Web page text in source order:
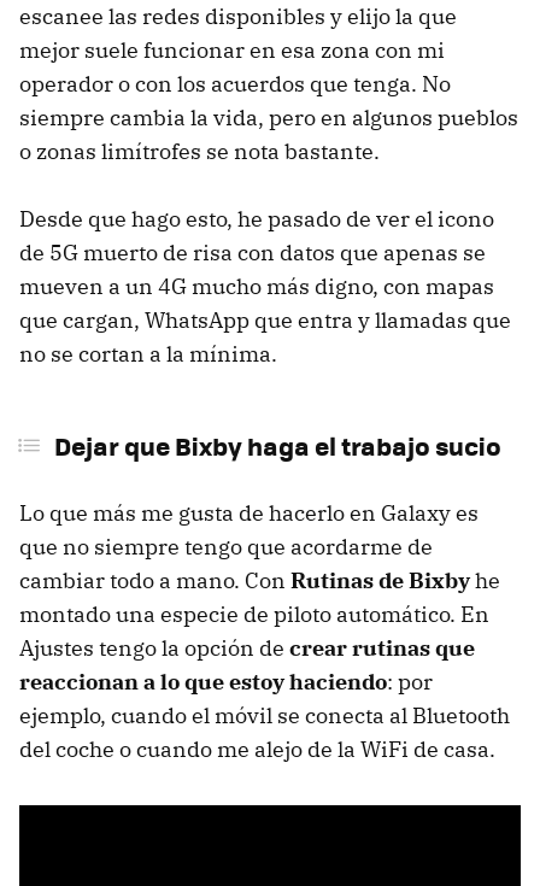
escanee las redes disponibles y elijo la que
mejor suele funcionar en esa zona con mi
operador o con los acuerdos que tenga. No
siempre cambia la vida, pero en algunos pueblos
o zonas limítrofes se nota bastante.
Desde que hago esto, he pasado de ver el icono
de 5G muerto de risa con datos que apenas se
mueven a un 4G mucho más digno, con mapas
que cargan, WhatsApp que entra y llamadas que
no se cortan a la mínima.
Dejar que Bixby haga el trabajo sucio
Lo que más me gusta de hacerlo en Galaxy es
que no siempre tengo que acordarme de
cambiar todo a mano. Con Rutinas de Bixbyhe
montado una especie de piloto automático. En
Ajustes tengo la opción de crear rutinas que
reaccionan a lo que estoy haciendo: por
ejemplo, cuando el móvil se conecta al Bluetooth
del coche o cuando me alejo de la WiFi de casa.